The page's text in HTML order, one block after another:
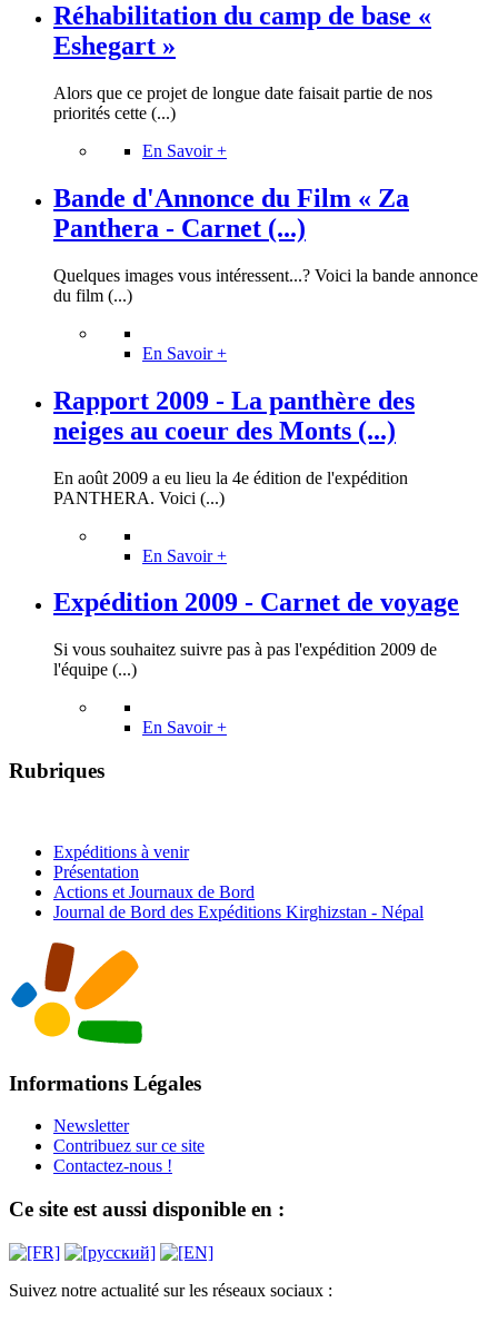
Réhabilitation du camp de base «
Eshegart »
Alors que ce projet de longue date faisait partie de nos
priorités cette (...)
En Savoir +
Bande d'Annonce du Film « Za
Panthera - Carnet (...)
Quelques images vous intéressent...? Voici la bande annonce
du film (...)
En Savoir +
Rapport 2009 - La panthère des
neiges au coeur des Monts (...)
En août 2009 a eu lieu la 4e édition de l'expédition
PANTHERA. Voici (...)
En Savoir +
Expédition 2009 - Carnet de voyage
Si vous souhaitez suivre pas à pas l'expédition 2009 de
l'équipe (...)
En Savoir +
Rubriques
Expéditions à venir
Présentation
Actions et Journaux de Bord
Journal de Bord des Expéditions Kirghizstan - Népal
Informations Légales
Newsletter
Contribuez sur ce site
Contactez-nous !
Ce site est aussi disponible en :
Suivez notre actualité sur les réseaux sociaux :